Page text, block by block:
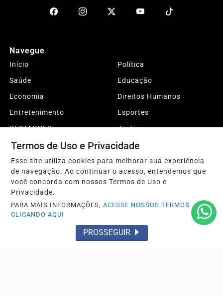
Navegue
Início
Política
Saúde
Educação
Economia
Direitos Humanos
Entretenimento
Esportes
DESTAQUES
Justiça
Conteúdo Patrocinado
Agro
Polícia
Sobre
Expediente
FAQ
Contato
Termos de Uso e Privacidade
Esse site utiliza cookies para melhorar sua experiência
de navegação. Ao continuar o acesso, entendemos que
você concorda com nossos Termos de Uso e
Privacidade.
PARA MAIS INFORMAÇÕES,ACESSE NOSSOS TERMOS
CLICANDO AQUI
PROSSEGUIR